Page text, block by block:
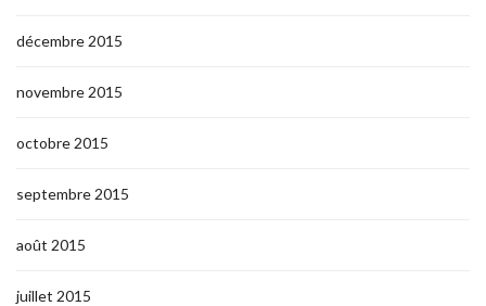
décembre 2015
novembre 2015
octobre 2015
septembre 2015
août 2015
juillet 2015